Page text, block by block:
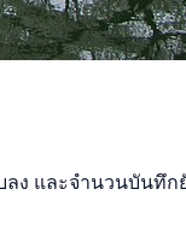
ลง และจำนวนบัน